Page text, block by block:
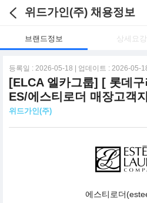
위드가인(주) 채용정보
브랜드정보 상세요강
등록일 : 2026-05-18 | 업데이트 : 2026-05-
[ELCA 엘카그룹] [ 롯데
ES/에스티로더 매장고객
위드가인(주)
에스티로더